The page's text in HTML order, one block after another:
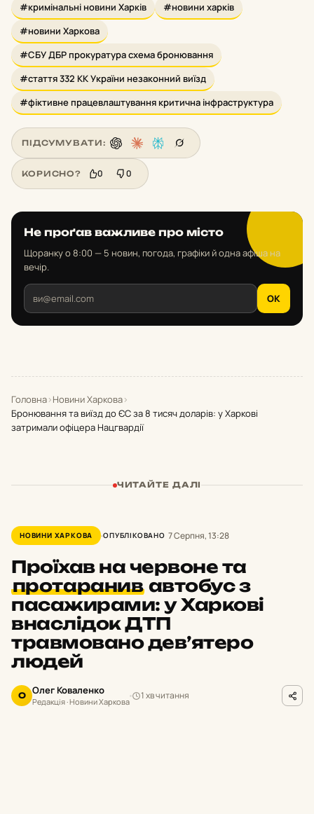
#кримінальні новини Харків
#новини харків
#новини Харкова
#СБУ ДБР прокуратура схема бронювання
#стаття 332 КК України незаконний виїзд
#фіктивне працевлаштування критична інфраструктура
ПІДСУМУВАТИ:
КОРИСНО? 0 0
Не проґав важливе про місто
Щоранку о 8:00 — 5 новин, погода, графіки й одна афіша на
вечір.
OK
Головна›Новини Харкова›
Бронювання та виїзд до ЄС за 8 тисяч доларів: у Харкові
затримали офіцера Нацгвардії
ЧИТАЙТЕ ДАЛІ
НОВИНИ ХАРКОВА ОПУБЛІКОВАНО 7 Серпня, 13:28
Проїхав на червоне та
протаранив автобус з
пасажирами: у Харкові
внаслідок ДТП
травмовано дев’ятеро
людей
О Олег Коваленко
Редакція · Новини Харкова
1 хв читання